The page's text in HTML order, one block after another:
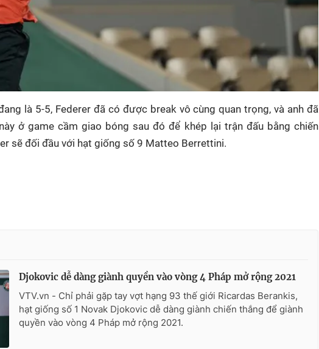
là 5-5, Federer đã có được break vô cùng quan trọng, và anh đã
ở game cầm giao bóng sau đó để khép lại trận đấu bằng chiến
sẽ đối đầu với hạt giống số 9 Matteo Berrettini.
Djokovic dễ dàng giành quyền vào vòng 4 Pháp mở rộng 2021
VTV.vn - Chỉ phải gặp tay vợt hạng 93 thế giới Ricardas Berankis,
hạt giống số 1 Novak Djokovic dễ dàng giành chiến thắng để giành
quyền vào vòng 4 Pháp mở rộng 2021.